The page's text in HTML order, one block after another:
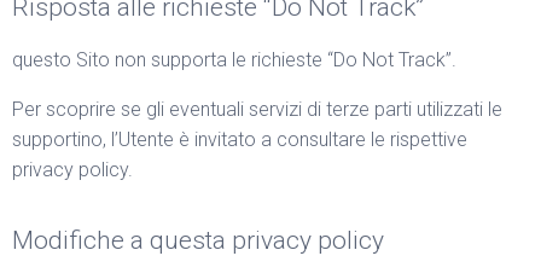
Risposta alle richieste “Do Not Track”
questo Sito non supporta le richieste “Do Not Track”.
Per scoprire se gli eventuali servizi di terze parti utilizzati le
supportino, l’Utente è invitato a consultare le rispettive
privacy policy.
Modifiche a questa privacy policy